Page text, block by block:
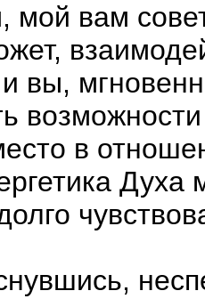
мой вам
вы,
в
Духа